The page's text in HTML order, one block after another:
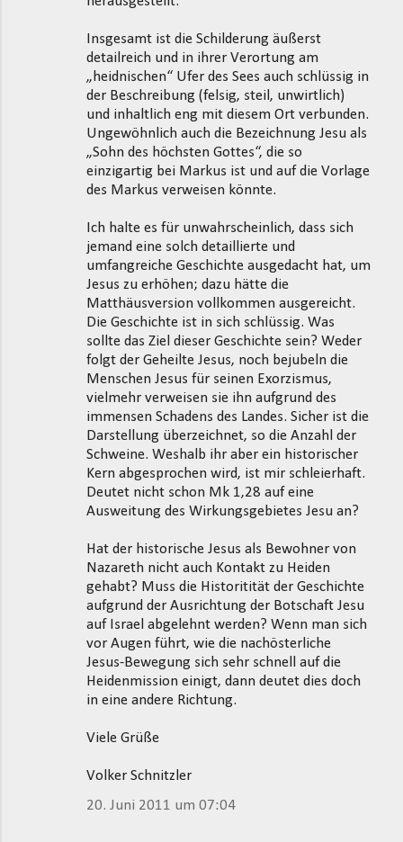
Insgesamt ist die Schilderung äußerst
detailreich und in ihrer Verortung am
„heidnischen“ Ufer des Sees auch schlüssig in
der Beschreibung (felsig, steil, unwirtlich)
und inhaltlich eng mit diesem Ort verbunden.
Ungewöhnlich auch die Bezeichnung Jesu als
„Sohn des höchsten Gottes“, die so
einzigartig bei Markus ist und auf die Vorlage
des Markus verweisen könnte.
Ich halte es für unwahrscheinlich, dass sich
jemand eine solch detaillierte und
umfangreiche Geschichte ausgedacht hat, um
Jesus zu erhöhen; dazu hätte die
Matthäusversion vollkommen ausgereicht.
Die Geschichte ist in sich schlüssig. Was
sollte das Ziel dieser Geschichte sein? Weder
folgt der Geheilte Jesus, noch bejubeln die
Menschen Jesus für seinen Exorzismus,
vielmehr verweisen sie ihn aufgrund des
immensen Schadens des Landes. Sicher ist die
Darstellung überzeichnet, so die Anzahl der
Schweine. Weshalb ihr aber ein historischer
Kern abgesprochen wird, ist mir schleierhaft.
Deutet nicht schon Mk 1,28 auf eine
Ausweitung des Wirkungsgebietes Jesu an?
Hat der historische Jesus als Bewohner von
Nazareth nicht auch Kontakt zu Heiden
gehabt? Muss die Historitität der Geschichte
aufgrund der Ausrichtung der Botschaft Jesu
auf Israel abgelehnt werden? Wenn man sich
vor Augen führt, wie die nachösterliche
Jesus-Bewegung sich sehr schnell auf die
Heidenmission einigt, dann deutet dies doch
in eine andere Richtung.
Viele Grüße
Volker Schnitzler
20. Juni 2011 um 07:04